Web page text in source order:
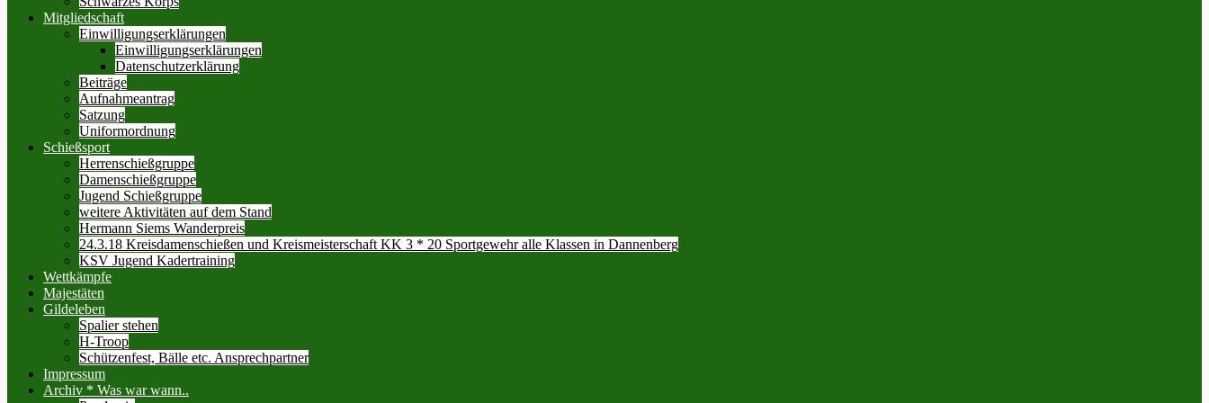
Mitgliedschaft
Einwilligungserklärungen
Einwilligungserklärungen
Datenschutzerklärung
Beiträge
Aufnahmeantrag
Satzung
Uniformordnung
Schießsport
Herrenschießgruppe
Damenschießgruppe
Jugend Schießgruppe
weitere Aktivitäten auf dem Stand
Hermann Siems Wanderpreis
24.3.18 Kreisdamenschießen und Kreismeisterschaft KK 3 * 20 Sportgewehr alle Klassen in Dannenberg
KSV Jugend Kadertraining
Wettkämpfe
Majestäten
Gildeleben
Spalier stehen
H-Troop
Schützenfest, Bälle etc. Ansprechpartner
Impressum
Archiv * Was war wann..